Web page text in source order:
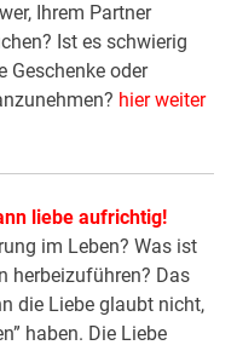
Ihrem Partner
Ist es schwierig
Geschenke oder
hier weiter
liebe aufrichtig!
im Leben? Was ist
herbeizuführen? Das
die Liebe glaubt nicht,
haben. Die Liebe